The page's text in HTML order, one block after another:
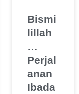
Bismi
lillah
…
Perjal
anan
Ibada